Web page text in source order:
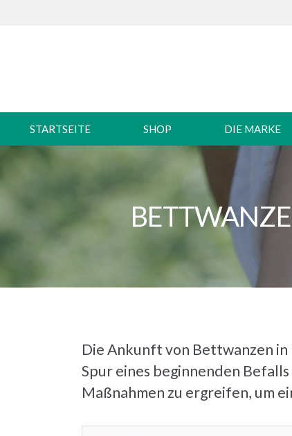
STARTSEITE SHOP DIE MARKE
Die Ankunft von Bettwanzen
Spur eines beginnenden
Maßnahmen zu ergreifen, um